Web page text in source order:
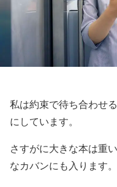
私は約束で待ち合わせ
にしています。
さすがに大きな本は重
なカバンにも入ります。